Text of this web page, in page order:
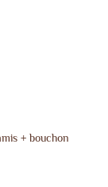
+ bouchon